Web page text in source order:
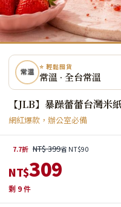
⭐ 輕鬆囤貨
常溫 · 全台常溫
【JLB】暴躁蕾蕾台灣
網紅爆款，辦公室必備
7.7折 NT$ 399省 NT$90
NT$309
剩 9件